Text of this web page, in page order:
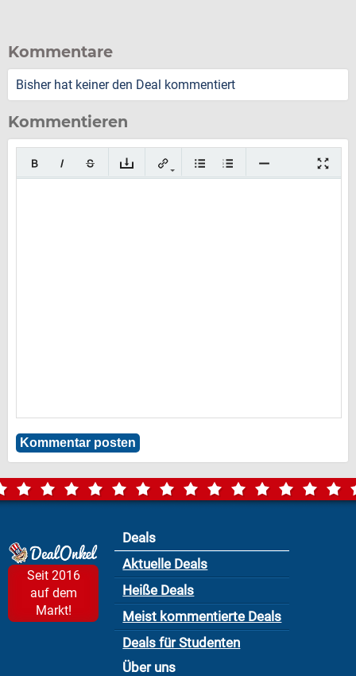
Kommentare
Bisher hat keiner den Deal kommentiert
Kommentieren
Seit 2016
auf dem
Markt!
Deals
Aktuelle Deals
Heiße Deals
Meist kommentierte Deals
Deals für Studenten
Über uns